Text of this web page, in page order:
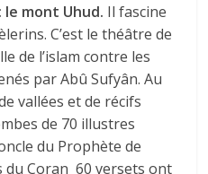
mont Uhud. Il fascine
C’est le théâtre de
de l’islam contre les
par Abû Sufyân. Au
vallées et de récifs
de 70 illustres
du Prophète de
du Coran 60 versets ont